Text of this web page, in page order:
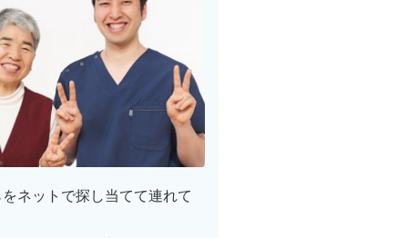
ネットで探し当てて連れて